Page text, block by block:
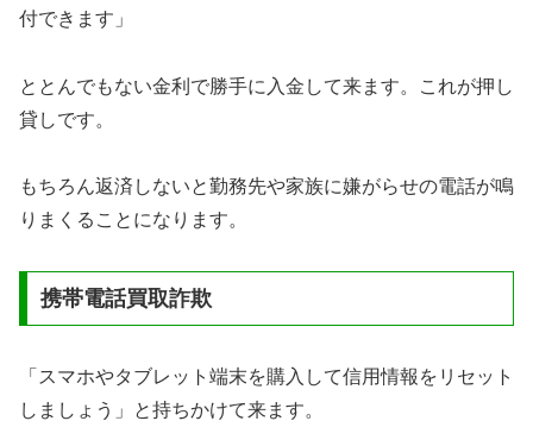
付できます」
ととんでもない金利で勝手に入金して来ます。これが押し
貸しです。
もちろん返済しないと勤務先や家族に嫌がらせの電話が鳴
りまくることになります。
携帯電話買取詐欺
「スマホやタブレット端末を購入して信用情報をリセット
しましょう」と持ちかけて来ます。